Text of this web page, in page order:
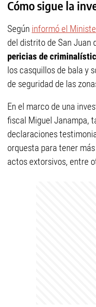
Cómo sigue la
Según informó el
del distrito de San Juan
pericias de
los casquillos de bala y
de seguridad de las
En el marco de una
fiscal Miguel Janampa,
declaraciones
orquesta para tener
actos extorsivos, entre